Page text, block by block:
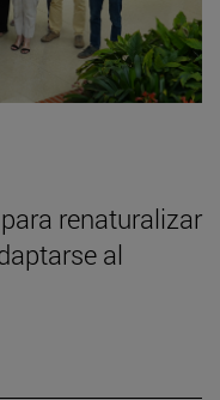
renaturalizar
al